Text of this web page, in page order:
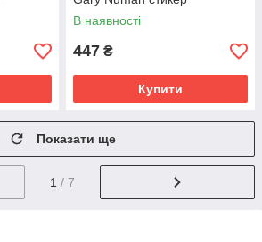
В наявності
447 ₴
Купити
Показати ще
1 / 7